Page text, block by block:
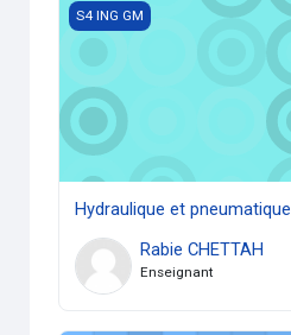
Hydraulique et pneumatique
S4 ING GM
Hydraulique et pneumatique
Rabie CHETTAH
Enseignant